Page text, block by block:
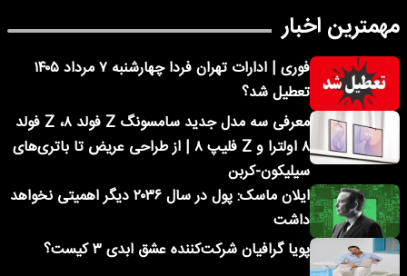
مهمترین اخبار
فوری | ادارات تهران فردا چهارشنبه ۷ مرداد ۱۴۰۵
تعطیل شد؟
معرفی سه مدل جدید سامسونگ Z فولد ۸، Z فولد
۸ اولترا و Z فلیپ ۸ | از طراحی عریض تا باتری‌های
سیلیکون-کربن
ایلان ماسک: پول در سال ۲۰۳۶ دیگر اهمیتی نخواهد
داشت
پویا گرافیان شرکت‌کننده عشق ابدی ۳ کیست؟